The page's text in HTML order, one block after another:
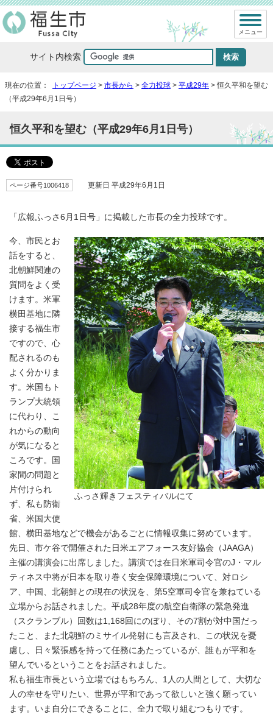
サイト内検索
メニュー
現在の位置： トップページ > 市長から > 全力投球 > 平成29年 > 恒久平和を望む
（平成29年6月1日号）
恒久平和を望む（平成29年6月1日号）
ページ番号1006418 更新日 平成29年6月1日
「広報ふっさ6月1日号」に掲載した市長の全力投球です。
ふっさ輝きフェスティバルにて
今、市民とお
話をすると、
北朝鮮関連の
質問をよく受
けます。米軍
横田基地に隣
接する福生市
ですので、心
配されるのも
よく分かりま
す。米国もト
ランプ大統領
に代わり、こ
れからの動向
が気になると
ころです。国
家間の問題と
片付けられ
ず、私も防衛
省、米国大使
館、横田基地などで機会があるごとに情報収集に努めています。
先日、市ケ谷で開催された日米エアフォース友好協会（JAAGA）
主催の講演会に出席しました。講演では在日米軍司令官のJ・マル
ティネス中将が日本を取り巻く安全保障環境について、対ロシ
ア、中国、北朝鮮との現在の状況を、第5空軍司令官を兼ねている
立場からお話されました。平成28年度の航空自衛隊の緊急発進
（スクランブル）回数は1,168回にのぼり、その7割が対中国だっ
たこと、また北朝鮮のミサイル発射にも言及され、この状況を憂
慮し、日々緊張感を持って任務にあたっているが、誰もが平和を
望んでいるということをお話されました。
私も福生市長という立場ではもちろん、1人の人間として、大切な
人の幸せを守りたい、世界が平和であって欲しいと強く願ってい
ます。いま自分にできることに、全力で取り組むつもりです。